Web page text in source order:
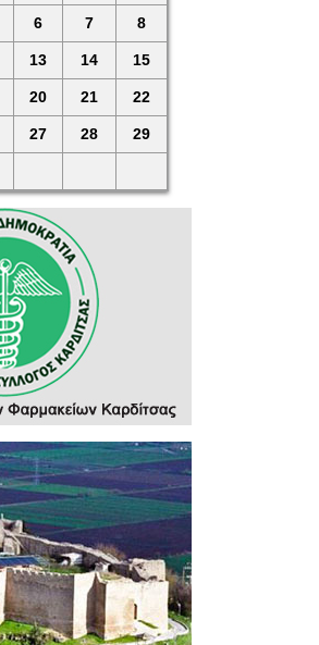
6 7 8
13 14 15
20 21 22
27 28 29